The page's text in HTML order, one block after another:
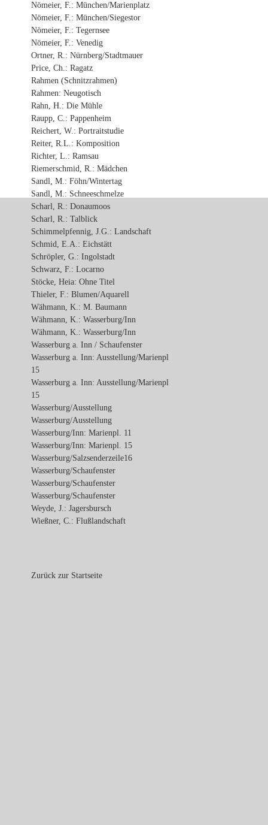
Nömeier, F.: München/Marienplatz
Nömeier, F.: München/Siegestor
Nömeier, F.: Tegernsee
Nömeier, F.: Venedig
Ortner, R.: Nürnberg/Stadtmauer
Price, Ch.: Ragatz
Rahmen (Schnitzrahmen)
Rahmen: Neugotisch
Rahn, H.: Die Mühle
Raupp, C.: Pappenheim
Reichert, W.: Portraitstudie
Reiter, R.L.: Komposition
Richter, L.: Ramsau
Riemerschmid, R.: Mädchen
Sandl, M.: Föhn/Wintertag
Sandl, M.: Schneeschmelze
Scharl, R.: Donaumoos
Scharl, R.: Talblick
Schimmelpfennig, J.G.: Landschaft
Schmid, E.A.: Eichstätt
Schröpler, G.: Ingolstadt
Schwarz, F.: Locarno
Stöcke, Heia: Ohne Titel
Thieler, F.: Blumen/Aquarell
Wähmann, K.: M. Baumann
Wähmann, K.: Wasserburg/Inn
Wähmann, K.: Wasserburg/Inn
Wasserburg a. Inn / Schaufenster
Wasserburg a. Inn: Ausstellung/Marienpl
15
Wasserburg a. Inn: Ausstellung/Marienpl
15
Wasserburg/Ausstellung
Wasserburg/Ausstellung
Wasserburg/Inn: Marienpl. 11
Wasserburg/Inn: Marienpl. 15
Wasserburg/Salzsenderzeile16
Wasserburg/Schaufenster
Wasserburg/Schaufenster
Wasserburg/Schaufenster
Weyde, J.: Jagersbursch
Wießner, C.: Flußlandschaft
Zurück zur Startseite